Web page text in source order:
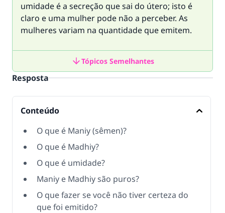
umidade é a secreção que sai do útero; isto é
claro e uma mulher pode não a perceber. As
mulheres variam na quantidade que emitem.
Tópicos Semelhantes
Resposta
Conteúdo
O que é Maniy (sêmen)?
O que é Madhiy?
O que é umidade?
Maniy e Madhiy são puros?
O que fazer se você não tiver certeza do
que foi emitido?